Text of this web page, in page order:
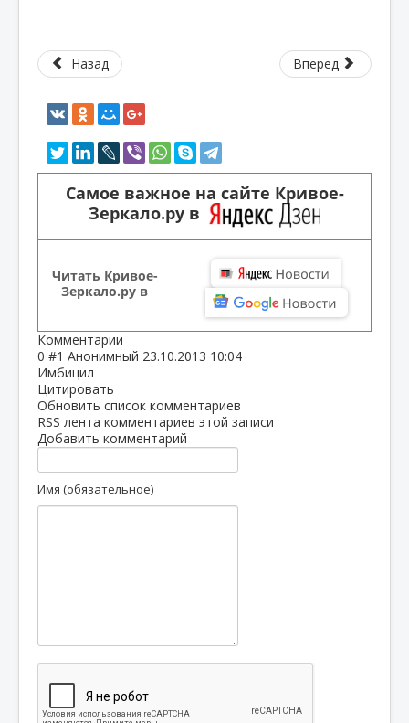
Назад Вперед
Самое важное на сайте Кривое-
Зеркало.ру в
Читать Кривое-
Зеркало.ру в
Комментарии
0 #1 Анонимный 23.10.2013 10:04
Имбицил
Цитировать
Обновить список комментариев
RSS лента комментариев этой записи
Добавить комментарий
Имя (обязательное)